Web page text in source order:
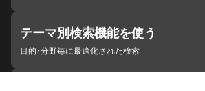
テーマ別検索機能を使う
目的・分野毎に最適化された検索